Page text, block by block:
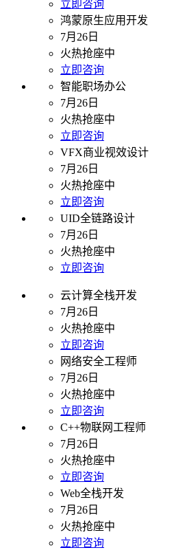
立即咨询
鸿蒙原生应用开发
7月26日
火热抢座中
立即咨询
智能职场办公
7月26日
火热抢座中
立即咨询
VFX商业视效设计
7月26日
火热抢座中
立即咨询
UID全链路设计
7月26日
火热抢座中
立即咨询
云计算全栈开发
7月26日
火热抢座中
立即咨询
网络安全工程师
7月26日
火热抢座中
立即咨询
C++物联网工程师
7月26日
火热抢座中
立即咨询
Web全栈开发
7月26日
火热抢座中
立即咨询